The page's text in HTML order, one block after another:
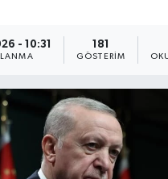
- 10:31 181
GÖSTERIM